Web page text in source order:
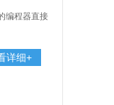
编程器直接
详细+